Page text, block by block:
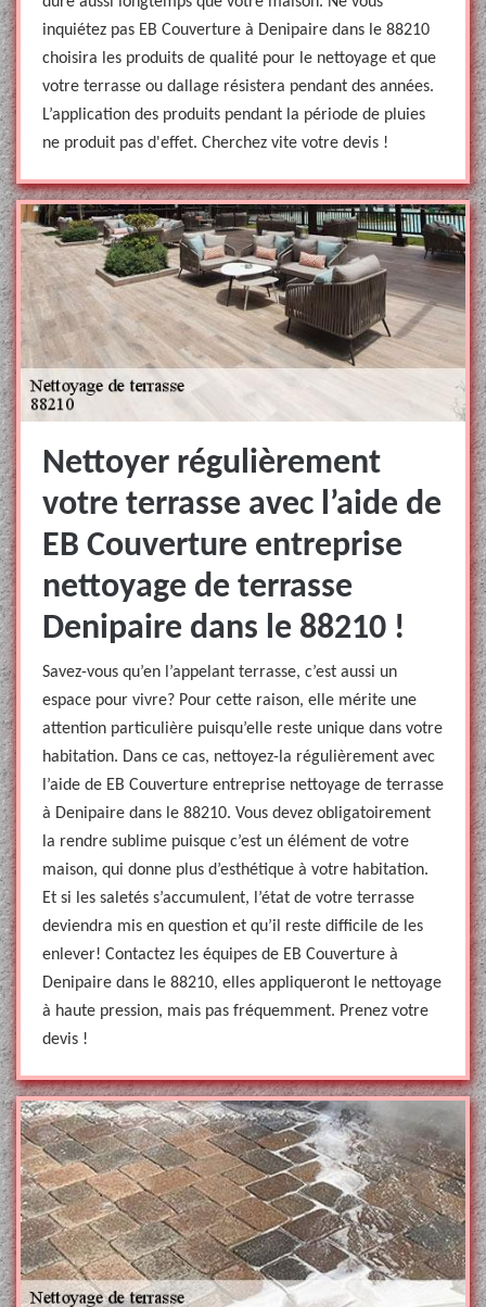
inquiétez pas EB Couverture à Denipaire dans le 88210
choisira les produits de qualité pour le nettoyage et que
votre terrasse ou dallage résistera pendant des années.
L’application des produits pendant la période de pluies
ne produit pas d'effet. Cherchez vite votre devis !
Nettoyer régulièrement
votre terrasse avec l’aide de
EB Couverture entreprise
nettoyage de terrasse
Denipaire dans le 88210 !
Savez-vous qu’en l’appelant terrasse, c’est aussi un
espace pour vivre? Pour cette raison, elle mérite une
attention particulière puisqu’elle reste unique dans votre
habitation. Dans ce cas, nettoyez-la régulièrement avec
l’aide de EB Couverture entreprise nettoyage de terrasse
à Denipaire dans le 88210. Vous devez obligatoirement
la rendre sublime puisque c’est un élément de votre
maison, qui donne plus d’esthétique à votre habitation.
Et si les saletés s’accumulent, l’état de votre terrasse
deviendra mis en question et qu’il reste difficile de les
enlever! Contactez les équipes de EB Couverture à
Denipaire dans le 88210, elles appliqueront le nettoyage
à haute pression, mais pas fréquemment. Prenez votre
devis !